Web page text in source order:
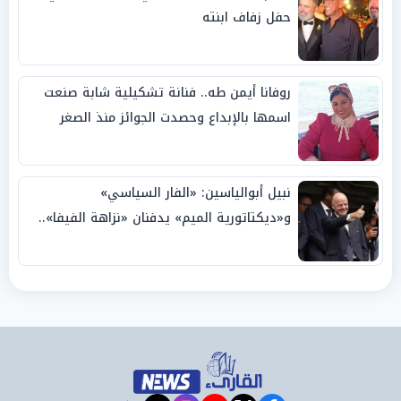
حفل زفاف ابنته
روفانا أيمن طه.. فنانة تشكيلية شابة صنعت
اسمها بالإبداع وحصدت الجوائز منذ الصغر
نبيل أبوالياسين: «الفار السياسي»
و«ديكتاتورية الميم» يدفنان «نزاهة الفيفا»..